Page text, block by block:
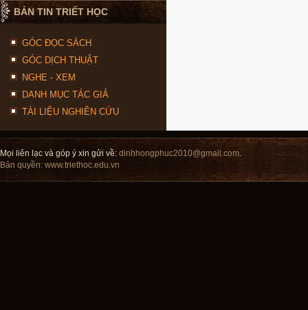
BẢN TIN TRIẾT HỌC
GÓC ĐỌC SÁCH
GÓC DỊCH THUẬT
NGHE - XEM
DANH MỤC TÁC GIẢ
TÀI LIỆU NGHIÊN CỨU
Mọi liên lạc và góp ý xin gửi về: dinhhongphuc2010@gmail.com.
Bản quyền: www.triethoc.edu.vn